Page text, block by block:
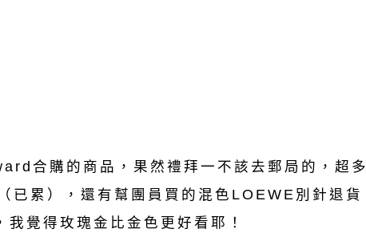
合購的商品，果然禮拜一不該去郵局的，超多
已累），還有幫團員買的混色LOEWE別針退貨
覺得玫瑰金比金色更好看耶！